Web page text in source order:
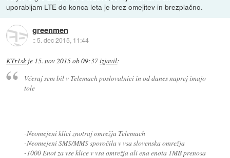
uporabljam LTE do konca leta je brez omejitev in brezplačno.
greenmen
::5. dec 2015, 11:44
KTr1sk je 15. nov 2015 ob 09:37izjavil:
Včeraj sem bil v Telemach poslovalnici in od danes naprej imajo
tole
-Neomejeni klici znotraj omrežja Telemach
-Neomejeni SMS/MMS sporočila v vsa slovenska omrežja
-1000 Enot za vse klice v vsa omrežja ali ena enota 1MB prenosa